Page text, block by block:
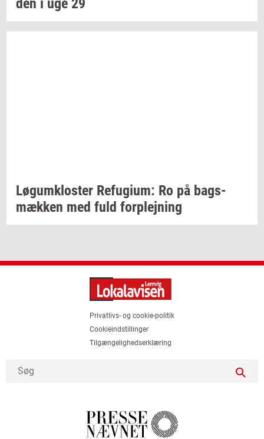
den i uge 29
Løgum­klo­ster Re­fu­gi­um: Ro på bags­
mæk­ken med fuld for­plej­ning
Privatlivs- og cookie-politik
Cookieindstillinger
Tilgængelighedserklæring